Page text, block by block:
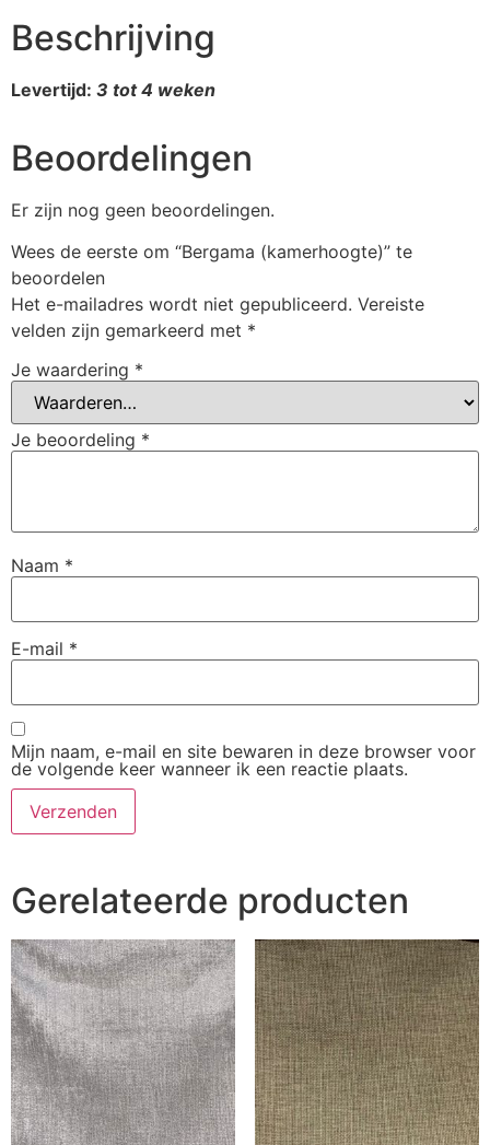
Beschrijving
Levertijd: 3 tot 4 weken
Beoordelingen
Er zijn nog geen beoordelingen.
Wees de eerste om “Bergama (kamerhoogte)” te
beoordelen
Het e-mailadres wordt niet gepubliceerd. Vereiste
velden zijn gemarkeerd met *
Je waardering *
Je beoordeling *
Naam *
E-mail *
Mijn naam, e-mail en site bewaren in deze browser voor
de volgende keer wanneer ik een reactie plaats.
Gerelateerde producten